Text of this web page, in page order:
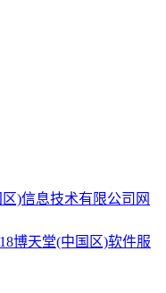
)信息技术有限公司 网
博天堂(中国区)软件服